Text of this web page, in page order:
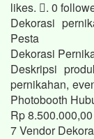
likes. 󱞋. 0
Dekorasi
Pesta
Dekorasi
Deskripsi
pernikahan,
Photobooth
Rp
7 Vendor